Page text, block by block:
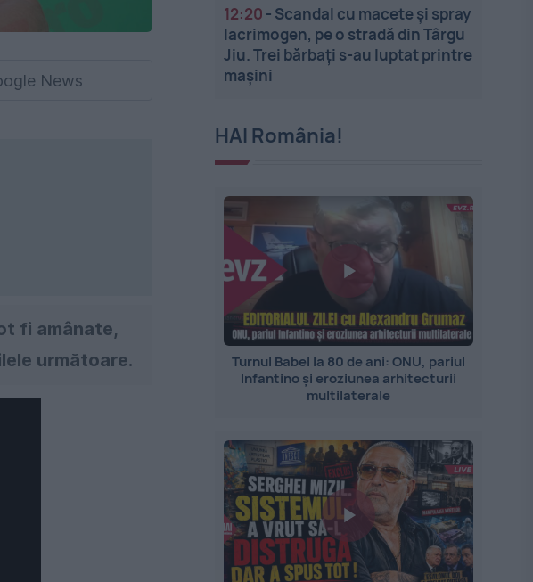
News
fi amânate,
următoare.
12:20 - Scandal cu macete și spray
lacrimogen, pe o stradă din Târgu
Jiu. Trei bărbați s-au luptat printre
mașini
HAI România!
Turnul Babel la 80 de ani: ONU, pariul
Infantino și eroziunea arhitecturii
multilaterale